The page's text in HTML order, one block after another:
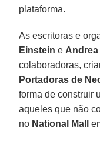
plataforma.
As escritoras e
Einstein e
colaboradoras,
Portadoras de
forma de construir
aqueles que não
no National Mall